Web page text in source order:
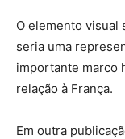
O elemento visual
seria uma
importante marco
relação à França.
Em outra